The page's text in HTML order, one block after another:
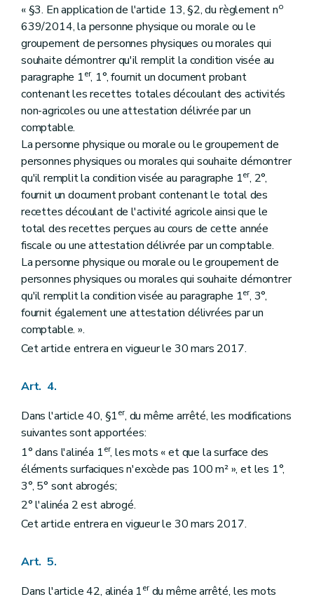
« §3. En application de l'article 13, §2, du règlement no
639/2014, la personne physique ou morale ou le
groupement de personnes physiques ou morales qui
souhaite démontrer qu'il remplit la condition visée au
paragraphe 1er, 1°, fournit un document probant
contenant les recettes totales découlant des activités
non-agricoles ou une attestation délivrée par un
comptable.
La personne physique ou morale ou le groupement de
personnes physiques ou morales qui souhaite démontrer
qu'il remplit la condition visée au paragraphe 1er, 2°,
fournit un document probant contenant le total des
recettes découlant de l'activité agricole ainsi que le
total des recettes perçues au cours de cette année
fiscale ou une attestation délivrée par un comptable.
La personne physique ou morale ou le groupement de
personnes physiques ou morales qui souhaite démontrer
qu'il remplit la condition visée au paragraphe 1er, 3°,
fournit également une attestation délivrées par un
comptable. ».
Cet article entrera en vigueur le 30 mars 2017.
Art. 4.
Dans l'article 40, §1er, du même arrêté, les modifications
suivantes sont apportées:
1° dans l'alinéa 1er, les mots « et que la surface des
éléments surfaciques n'excède pas 100 m² », et les 1°,
3°, 5° sont abrogés;
2° l'alinéa 2 est abrogé.
Cet article entrera en vigueur le 30 mars 2017.
Art. 5.
Dans l'article 42, alinéa 1erdu même arrêté, les mots